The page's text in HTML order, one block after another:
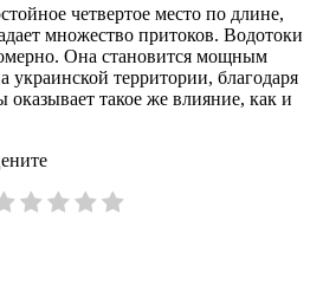
четвертое место по длине,
множество притоков. Водотоки
Она становится мощным
территории, благодаря
такое же влияние, как и